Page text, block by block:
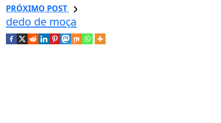
PRÓXIMO POST
dedo de moça